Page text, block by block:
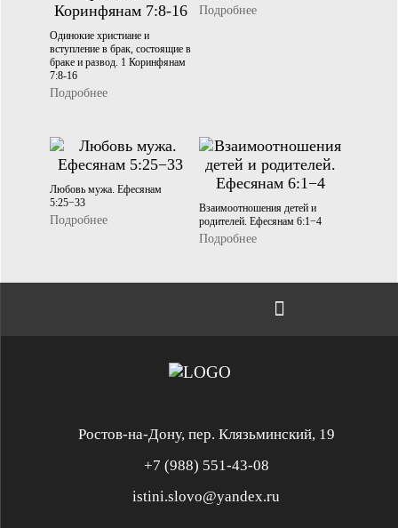
Одинокие христиане и
вступление в брак, состоящие в
браке и развод. 1 Коринфянам
7:8-16
Подробнее
Подробнее
Любовь мужа. Ефесянам
5:25−33
Подробнее
Взаимоотношения детей и
родителей. Ефесянам 6:1−4
Подробнее
Ростов-на-Дону, пер. Клязьминский, 19
+7 (988) 551-43-08
istini.slovo@yandex.ru